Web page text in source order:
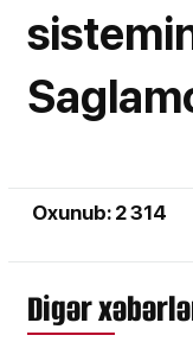
Oxunub: 2 314
Digər